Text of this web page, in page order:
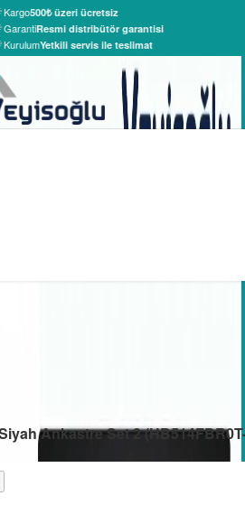
Kargo500₺ üzeri ücretsiz
GarantiResmi distribütör garantisi
KurulumYetkili servis ile teslimat
Ankastre Set 2